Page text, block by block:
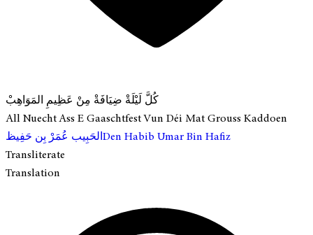
كُلَّ لَيْلَةْ ضِيَافَةْ مِنْ عَظِيمِ المَوَاهِبْ
All Nuecht Ass E Gaaschtfest Vun Déi Mat Grouss Kaddoen
الحَبِيب عُمَرْ بِن حَفِيظDen Habib Umar Bin Hafiz
Transliterate
Translation